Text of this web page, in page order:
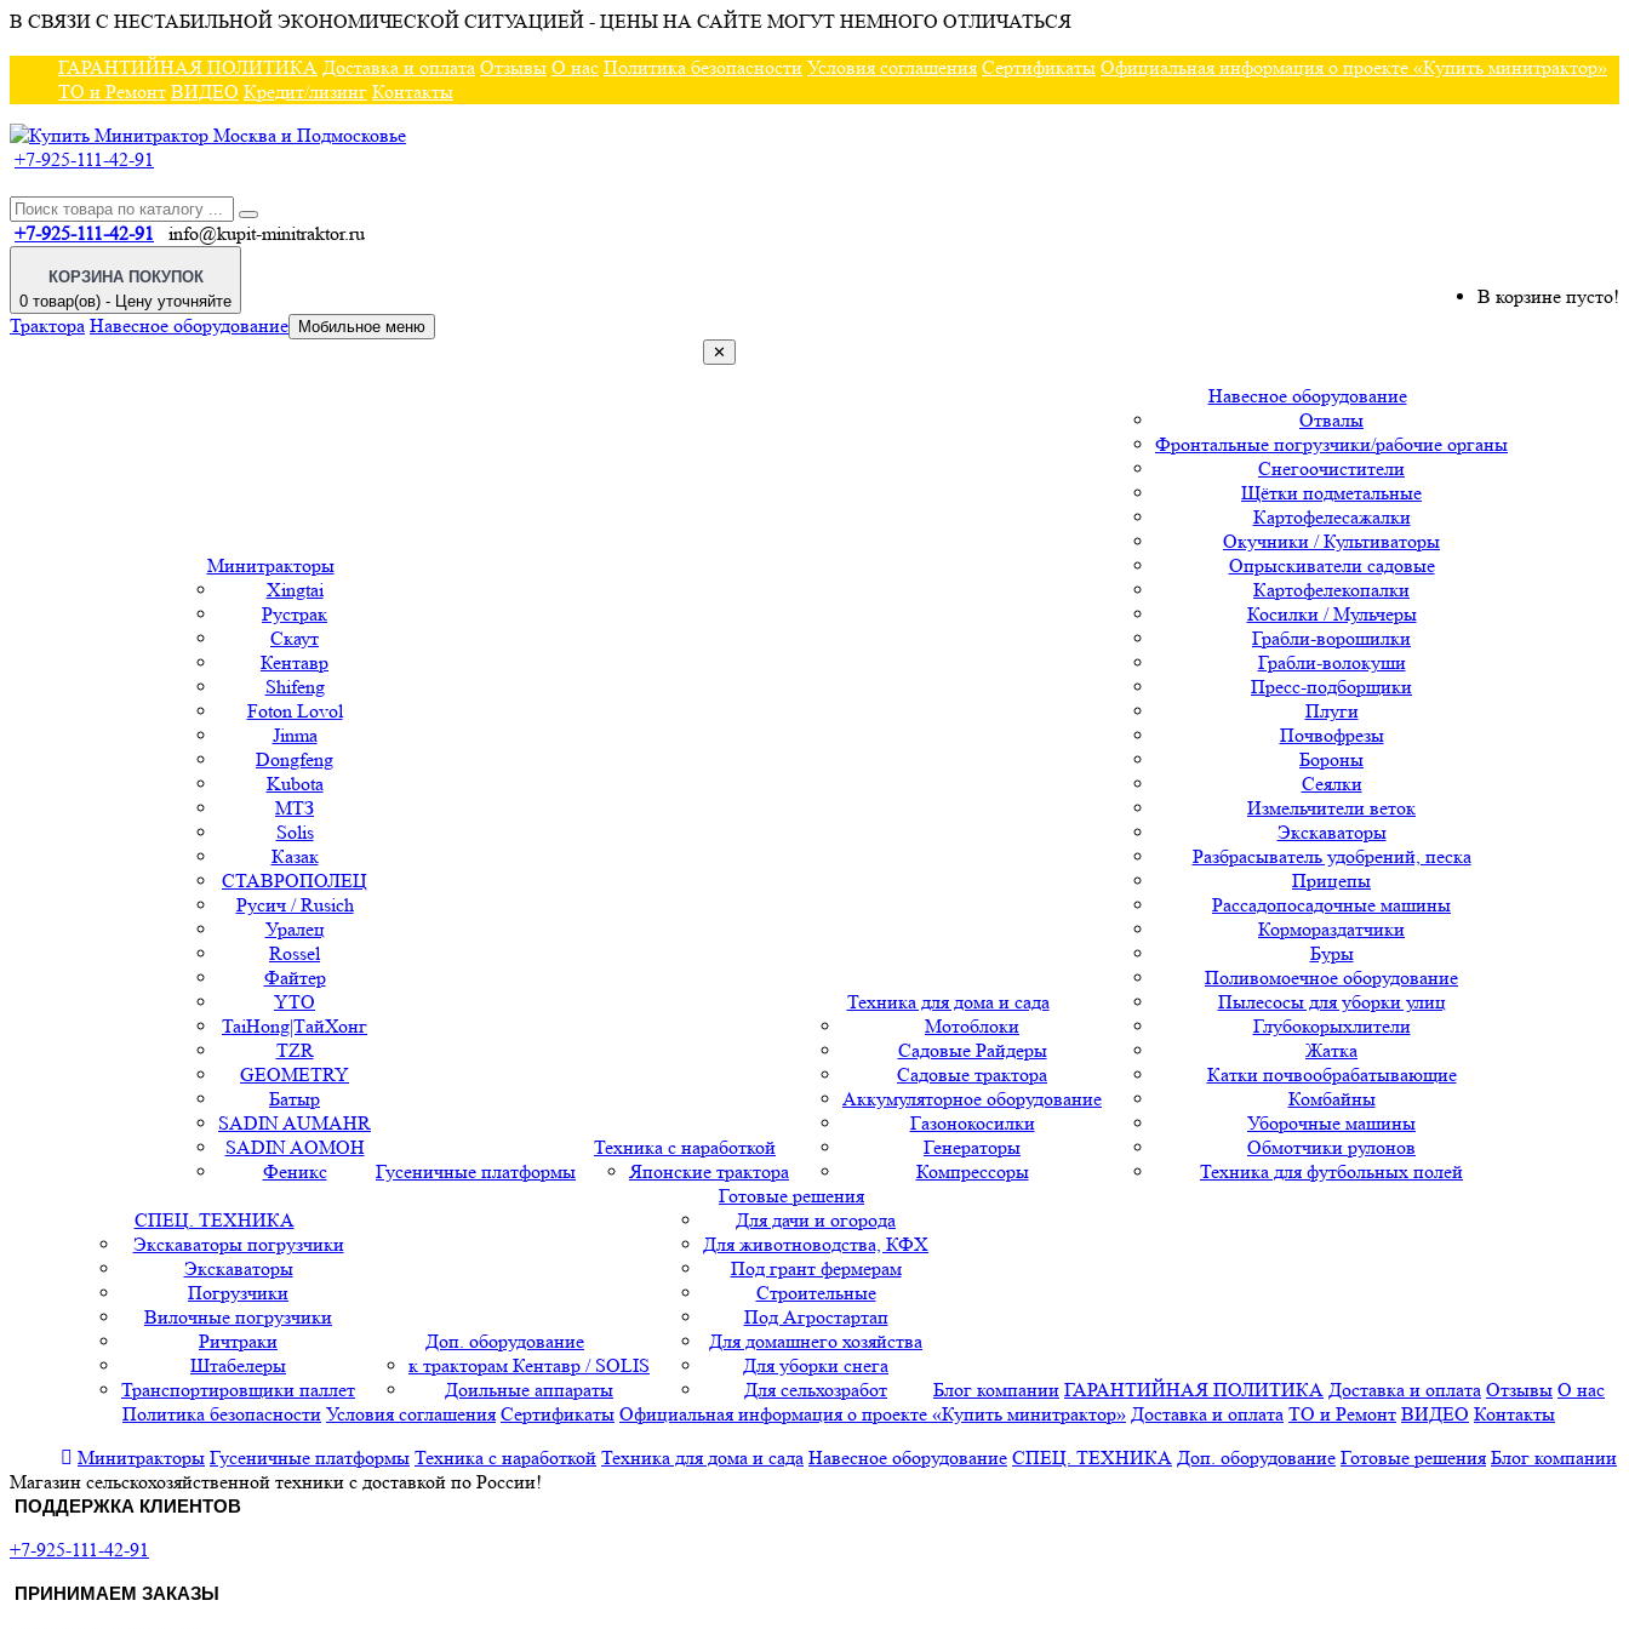
В СВЯЗИ С НЕСТАБИЛЬНОЙ ЭКОНОМИЧЕСКОЙ СИТУАЦИЕЙ - ЦЕНЫ НА САЙТЕ МОГУТ НЕМНОГО ОТЛИЧАТЬСЯ
ГАРАНТИЙНАЯ ПОЛИТИКА Доставка и оплата Отзывы О нас Политика безопасности Условия соглашения Сертификаты Официальная информация о проекте «Купить минитрактор»
ТО и Ремонт ВИДЕО Кредит/лизинг Контакты
+7-925-111-42-91
+7-925-111-42-91 info@kupit-minitraktor.ru
КОРЗИНА ПОКУПОК
0 товар(ов) - Цену уточняйте
В корзине пусто!
Трактора Навесное оборудование
Мобильное меню
✕
Минитракторы
Xingtai
Рустрак
Скаут
Кентавр
Shifeng
Foton Lovol
Jinma
Dongfeng
Kubota
МТЗ
Solis
Казак
СТАВРОПОЛЕЦ
Русич / Rusich
Уралец
Rossel
Файтер
YTO
TaiHong|ТайХонг
TZR
GEOMETRY
Батыр
SADIN AUMAHR
SADIN AOMOH
Феникс
Гусеничные платформы
Техника с наработкой
Японские трактора
Техника для дома и сада
Мотоблоки
Садовые Райдеры
Садовые трактора
Аккумуляторное оборудование
Газонокосилки
Генераторы
Компрессоры
Навесное оборудование
Отвалы
Фронтальные погрузчики/рабочие органы
Снегоочистители
Щётки подметальные
Картофелесажалки
Окучники / Культиваторы
Опрыскиватели садовые
Картофелекопалки
Косилки / Мульчеры
Грабли-ворошилки
Грабли-волокуши
Пресс-подборщики
Плуги
Почвофрезы
Бороны
Сеялки
Измельчители веток
Экскаваторы
Разбрасыватель удобрений, песка
Прицепы
Рассадопосадочные машины
Кормораздатчики
Буры
Поливомоечное оборудование
Пылесосы для уборки улиц
Глубокорыхлители
Жатка
Катки почвообрабатывающие
Комбайны
Уборочные машины
Обмотчики рулонов
Техника для футбольных полей
СПЕЦ. ТЕХНИКА
Экскаваторы погрузчики
Экскаваторы
Погрузчики
Вилочные погрузчики
Ричтраки
Штабелеры
Транспортировщики паллет
Доп. оборудование
к тракторам Кентавр / SOLIS
Доильные аппараты
Готовые решения
Для дачи и огорода
Для животноводства, КФХ
Под грант фермерам
Строительные
Под Агростартап
Для домашнего хозяйства
Для уборки снега
Для сельхозработ
Блог компании ГАРАНТИЙНАЯ ПОЛИТИКА Доставка и оплата Отзывы О нас
Политика безопасности Условия соглашения Сертификаты Официальная информация о проекте «Купить минитрактор» Доставка и оплата ТО и Ремонт ВИДЕО Контакты
Минитракторы Гусеничные платформы Техника с наработкой Техника для дома и сада Навесное оборудование СПЕЦ. ТЕХНИКА Доп. оборудование Готовые решения Блог компании
Магазин сельскохозяйственной техники с доставкой по России!
ПОДДЕРЖКА КЛИЕНТОВ
+7-925-111-42-91
ПРИНИМАЕМ ЗАКАЗЫ